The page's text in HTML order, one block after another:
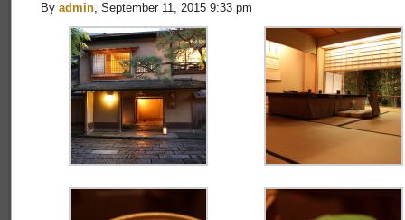
By admin, September 11, 2015 9:33 pm